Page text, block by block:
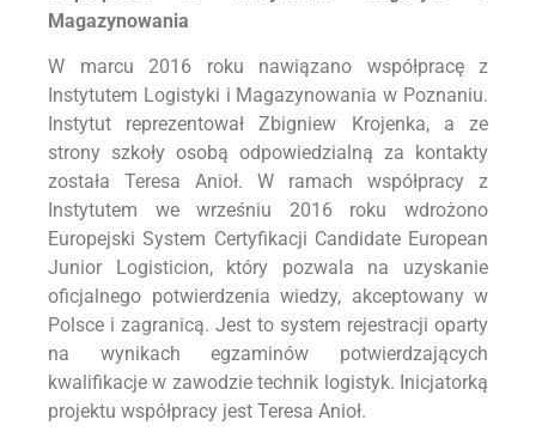
Magazynowania
W marcu 2016 roku nawiązano współpracę z
Instytutem Logistyki i Magazynowania w Poznaniu.
Instytut reprezentował Zbigniew Krojenka, a ze
strony szkoły osobą odpowiedzialną za kontakty
została Teresa Anioł. W ramach współpracy z
Instytutem we wrześniu 2016 roku wdrożono
Europejski System Certyfikacji Candidate European
Junior Logisticion, który pozwala na uzyskanie
oficjalnego potwierdzenia wiedzy, akceptowany w
Polsce i zagranicą. Jest to system rejestracji oparty
na wynikach egzaminów potwierdzających
kwalifikacje w zawodzie technik logistyk. Inicjatorką
projektu współpracy jest Teresa Anioł.